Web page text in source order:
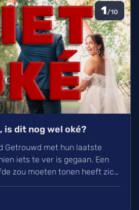
1/10
is dit nog wel oké?
Getrouwd met hun laatste
iets te ver is gegaan. Een
zou moeten tonen heeft zich